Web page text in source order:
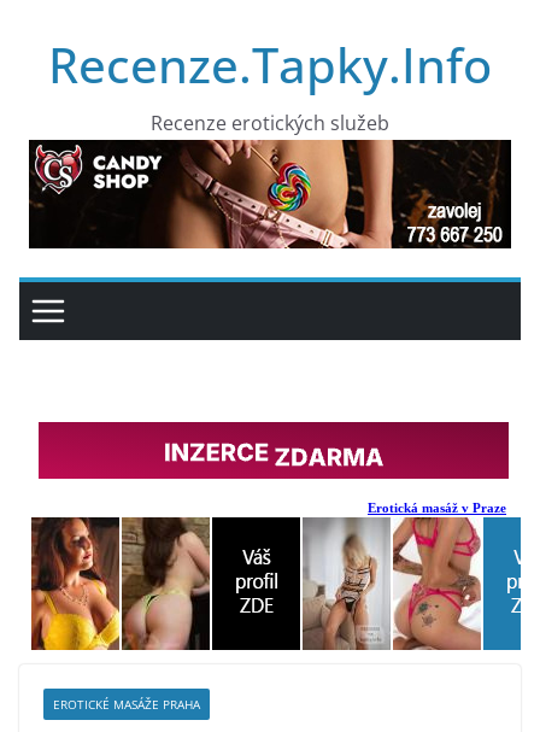
obsahRecenze.Tapky.Info
Recenze erotických služeb
EROTICKÉ MASÁŽE PRAHA